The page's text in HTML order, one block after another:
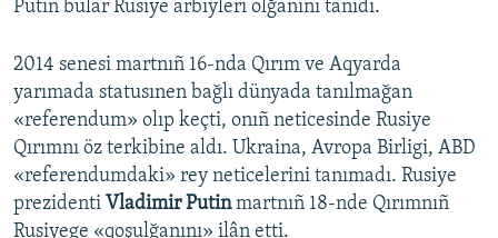
Putin bular Rusiye arbiyleri olğanını tanıdı.
2014 senesi martnıñ 16-nda Qırım ve Aqyarda
yarımada statusınen bağlı dünyada tanılmağan
«referendum» olıp keçti, onıñ neticesinde Rusiye
Qırımnı öz terkibine aldı. Ukraina, Avropa Birligi, ABD
«referendumdaki» rey neticelerini tanımadı. Rusiye
prezidenti Vladimir Putinmartnıñ 18-nde Qırımnıñ
Rusiyege «qoşulğanını» ilân etti.